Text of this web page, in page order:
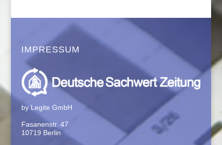
IMPRESSUM
by Legite GmbH
Fasanenstr. 47
10719 Berlin